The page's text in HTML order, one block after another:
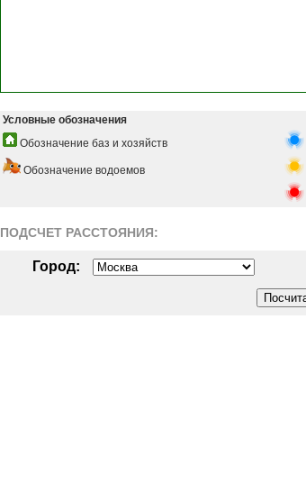
Условные обозначения
Обозначение баз и хозяйств
Обозначение водоемов
ПОДСЧЕТ РАСCТОЯНИЯ:
Город: